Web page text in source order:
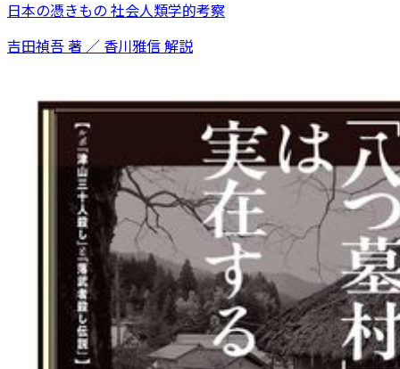
日本の憑きもの 社会人類学的考察
吉田禎吾 著 ／ 香川雅信 解説